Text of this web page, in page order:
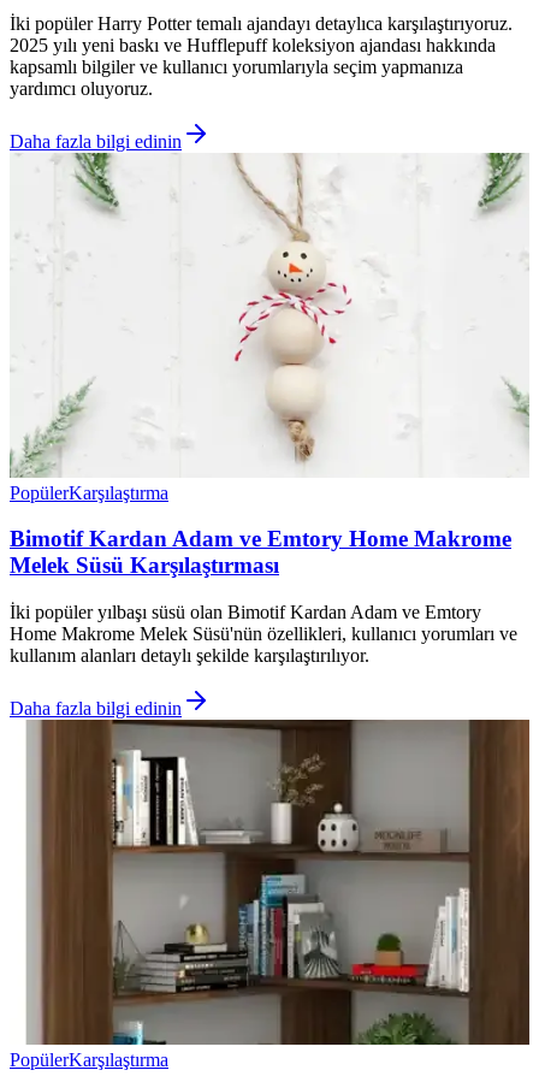
İki popüler Harry Potter temalı ajandayı detaylıca karşılaştırıyoruz.
2025 yılı yeni baskı ve Hufflepuff koleksiyon ajandası hakkında
kapsamlı bilgiler ve kullanıcı yorumlarıyla seçim yapmanıza
yardımcı oluyoruz.
Daha fazla bilgi edinin
PopülerKarşılaştırma
Bimotif Kardan Adam ve Emtory Home Makrome
Melek Süsü Karşılaştırması
İki popüler yılbaşı süsü olan Bimotif Kardan Adam ve Emtory
Home Makrome Melek Süsü'nün özellikleri, kullanıcı yorumları ve
kullanım alanları detaylı şekilde karşılaştırılıyor.
Daha fazla bilgi edinin
PopülerKarşılaştırma